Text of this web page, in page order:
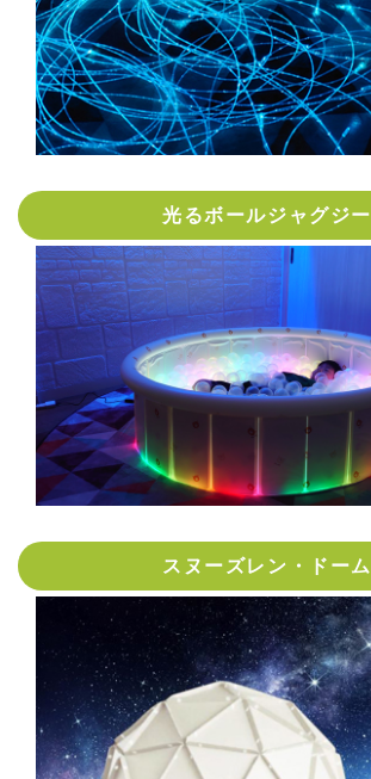
光るボールジャグジー
スヌーズレン・ドーム